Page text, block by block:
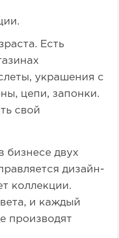
Есть
украшения с
цепи, запонки.
свой
бизнесе двух
дизайн-
коллекции.
и каждый
производят